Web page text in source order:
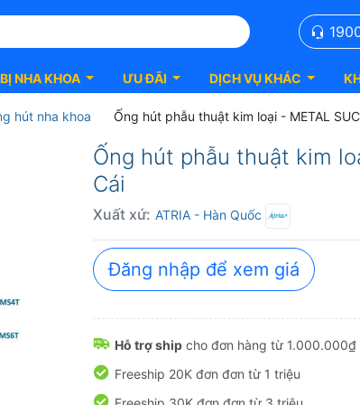
NHA KHOA ƯU ĐÃI DỊCH VỤ KHÁC
hút nha khoa Ống hút phẫu thuật kim loại - METAL
Ống hút phẫu thuật kim
Cái
Xuất xứ: ATRIA - Hàn Quốc
Đăng nhập để xem giá
Hỗ trợ ship cho đơn hàng từ 1.000.000₫
Freeship 20K đơn đơn từ 1 triệu